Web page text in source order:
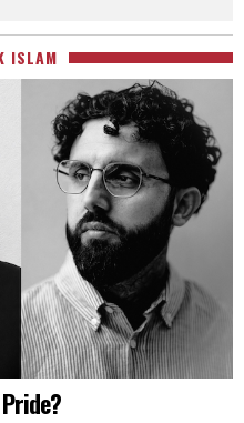
ISLAM